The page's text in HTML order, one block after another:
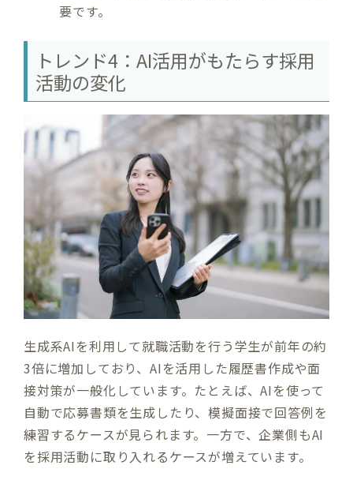
要です。
トレンド4：AI活用がもたらす採用
活動の変化
生成系AIを利用して就職活動を行う学生が前年の約
3倍に増加しており、AIを活用した履歴書作成や面
接対策が一般化しています。たとえば、AIを使って
自動で応募書類を生成したり、模擬面接で回答例を
練習するケースが見られます。一方で、企業側もAI
を採用活動に取り入れるケースが増えています。